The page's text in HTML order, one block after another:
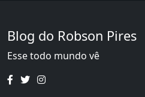
Blog do Robson Pires
Esse todo mundo vê